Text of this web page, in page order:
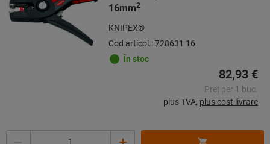
16mm2
KNIPEX®
Cod articol.: 728631 16
În stoc
82,93 €
Preț per 1 buc.
plus TVA, plus cost livrare